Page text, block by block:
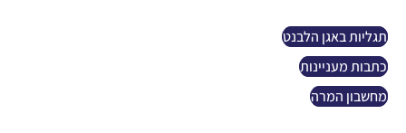
תגליות באגן הלבנט
כתבות מעניינות
מחשבון המרה